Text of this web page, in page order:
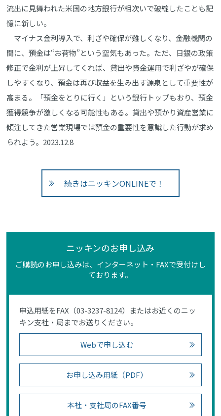
流出に見舞われた米国の地方銀行が相次いで破綻したことも記
憶に新しい。
マイナス金利導入で、利ざや確保が難しくなり、金融機関の
間に、預金は“お荷物”という空気もあった。ただ、日銀の政策
修正で金利が上昇してくれば、貸出や資金運用で利ざやが確保
しやすくなり、預金は再び収益を生み出す源泉として重要性が
高まる。「預金をとりに行く」という銀行トップもおり、預金
獲得競争が激しくなる可能性もある。貸出や預かり資産営業に
傾注してきた営業現場では預金の重要性を意識した行動が求め
られよう。2023.12.8
続きはニッキンONLINEで！
ニッキンのお申し込み
ご購読のお申し込みは、インターネット・FAXで受付けし
ております。
申込用紙をFAX（03-3237-8124）またはお近くのニッ
キン支社・局までお送りください。
Webで申し込む
お申し込み用紙（PDF）
本社・支社局のFAX番号